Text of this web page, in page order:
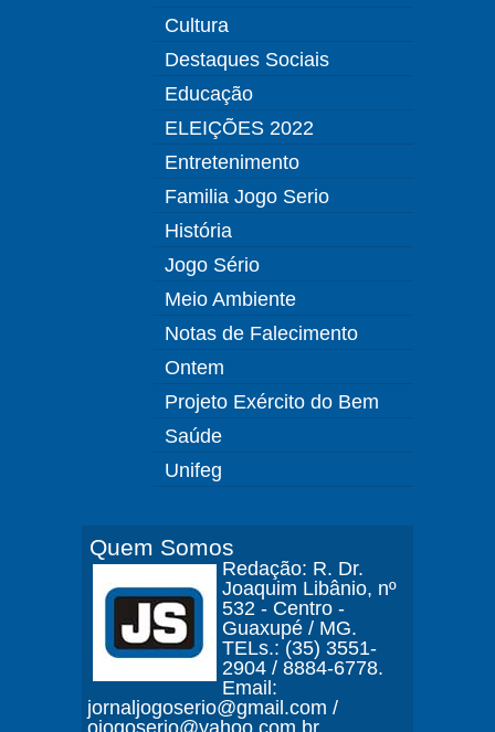
Cultura
Destaques Sociais
Educação
ELEIÇÕES 2022
Entretenimento
Familia Jogo Serio
História
Jogo Sério
Meio Ambiente
Notas de Falecimento
Ontem
Projeto Exército do Bem
Saúde
Unifeg
Quem Somos
Redação: R. Dr.
Joaquim Libânio, nº
532 - Centro -
Guaxupé / MG.
TELs.: (35) 3551-
2904 / 8884-6778.
Email:
jornaljogoserio@gmail.com /
ojogoserio@yahoo.com.br.